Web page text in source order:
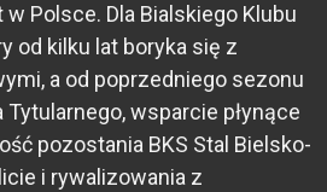
Polsce. Dla Bialskiego Klubu
od kilku lat boryka się z
a od poprzedniego sezonu
wsparcie płynące
pozostania BKS Stal Bielsko-
i rywalizowania z